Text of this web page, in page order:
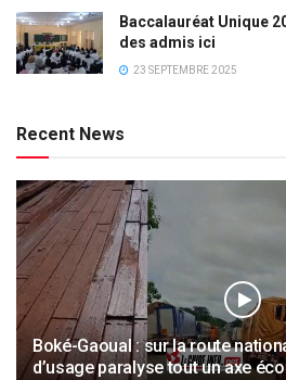
Baccalauréat Unique
des admis ici
23 SEPTEMBRE 2025
Recent News
Boké-Gaoual : sur la route
d’usage paralyse tout un axe